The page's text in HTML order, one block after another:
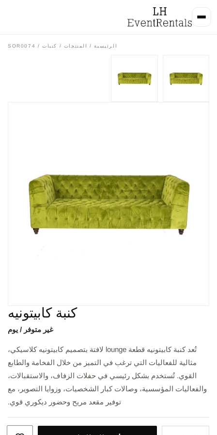
الرئيسية/ المنتجات / كنبات/ SOR0074
كنبة كابيتونيه
غير متوفر / يوم
تُعد كنبة كابيتونيه قطعة lounge لافتة بتصميم كابيتونيه كلاسيكي،
مثالية للفعاليات التي ترغب في التميز من خلال الفخامة والطابع
القوي. تُستخدم بشكل رئيسي في حفلات الزفاف، والاستقبالات،
والفعاليات المؤسسية، وصالات كبار الشخصيات، وزوايا التصوير، مع
توفير مقعد مريح وحضور ديكوري قوي.